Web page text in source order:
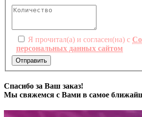
Я прочитал(а) и согласен(на) с
персональных данных сайтом
Отправить
Спасибо за Ваш заказ!
Мы свяжемся с Вами в самое